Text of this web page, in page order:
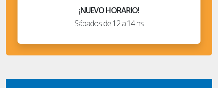
¡NUEVO HORARIO!
Sábados de 12 a 14 hs